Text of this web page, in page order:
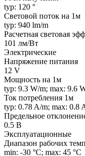
typ: 120 °
Световой поток на 1м
typ: 940 lm/m
Расчетная световая
101 лм/Вт
Электрические
Напряжение питания
12 V
Мощность на 1м
typ: 9.3 W/m; max: 9.6
Ток потребления 1м
typ: 0.78 A/m; max: 0.8
Предельное
0.5 В
Эксплуатационные
Диапазон рабочих
min: -30 °C; max: 45 °C